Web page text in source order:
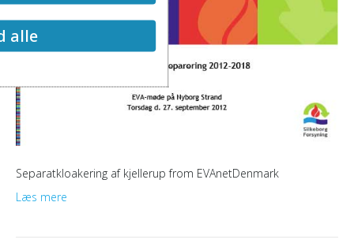
Separatkloakering af kjellerup from EVAnetDenmark
Læs mere
alle